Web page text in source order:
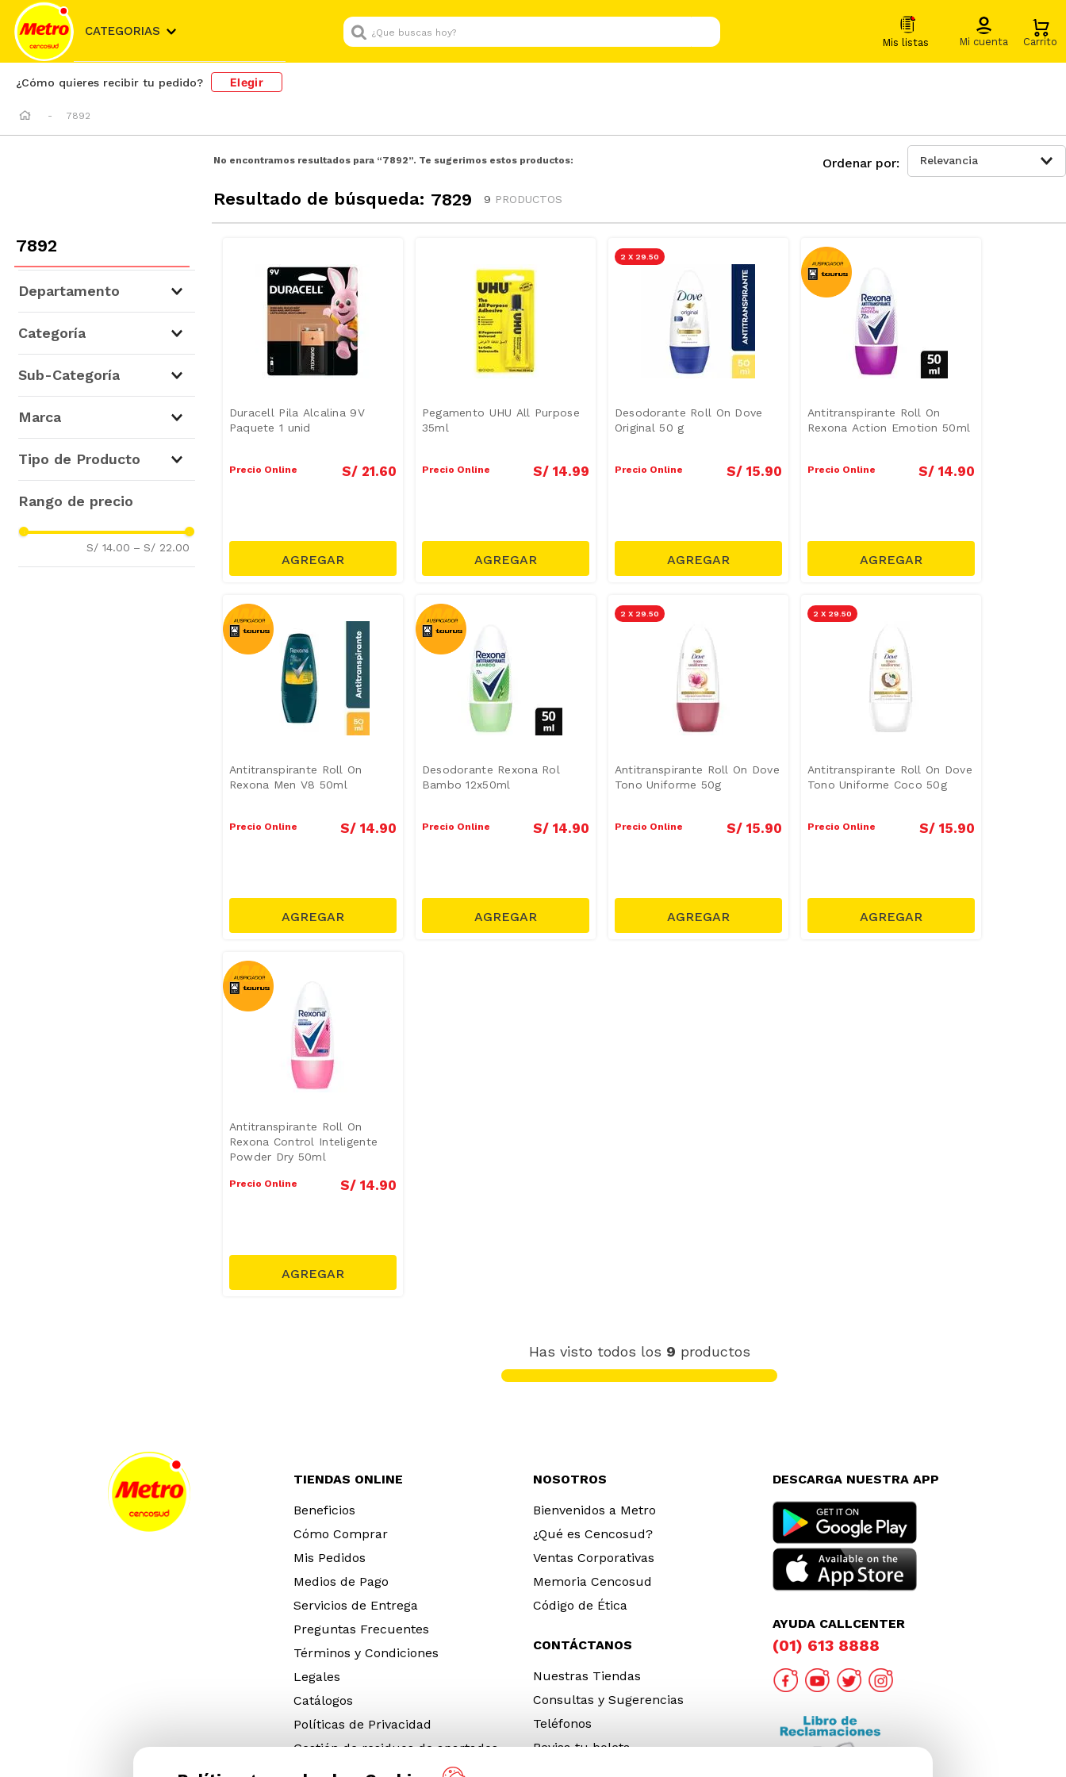
CATEGORIAS
¿Que buscas hoy?
¿Cómo quieres recibir tu pedido? Elegir
7892
No encontramos resultados para “7892”. Te sugerimos estos productos:
Resultado de búsqueda: 7829 9 PRODUCTOS
Relevancia
7892
Departamento
Hogar y Bazar
Categoría
Mejoramiento del Hogar y
Sub-Categoría
Antitranspirantes
Pilas y Baterías (1)
Marca
UHU
Tipo de Producto
Pegamento Líquido
Pilas Alcalinas (1)
S/ 14.00 – S/ 22.00
Duracell Pila Alcalina 9V
Paquete 1 unid
Precio Online S/ 21.60
Pegamento UHU All Purpose
35ml
Precio Online S/ 14.99
2 X 29.50
Desodorante Roll On Dove
Original 50 g
Precio Online S/ 15.90
Antitranspirante Roll On
Rexona Action Emotion 50ml
Precio Online S/ 14.90
Antitranspirante Roll On
Rexona Men V8 50ml
Precio Online S/ 14.90
Desodorante Rexona Rol
Bambo 12x50ml
Precio Online S/ 14.90
2 X 29.50
Antitranspirante Roll On Dove
Tono Uniforme 50g
Precio Online S/ 15.90
2 X 29.50
Antitranspirante Roll On Dove
Tono Uniforme Coco 50g
Precio Online S/ 15.90
Antitranspirante Roll On
Rexona Control Inteligente
Powder Dry 50ml
Precio Online S/ 14.90
Has visto todos los 9 productos
TIENDAS ONLINE
Beneficios
Cómo Comprar
Mis Pedidos
Medios de Pago
Servicios de Entrega
Preguntas Frecuentes
Términos y Condiciones
Legales
Catálogos
Políticas de Privacidad
Gestión de residuos de apartados
NOSOTROS
Bienvenidos a Metro
¿Qué es Cencosud?
Ventas Corporativas
Memoria Cencosud
Código de Ética
CONTÁCTANOS
Nuestras Tiendas
Consultas y Sugerencias
Teléfonos
Revisa tu boleta
DESCARGA NUESTRA APP
AYUDA CALLCENTER
(01) 613 8888